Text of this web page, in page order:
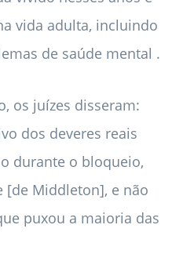
vida adulta, incluindo
de saúde mental .
os juízes disseram:
dos deveres reais
durante o bloqueio,
[de Middleton], e não
puxou a maioria das